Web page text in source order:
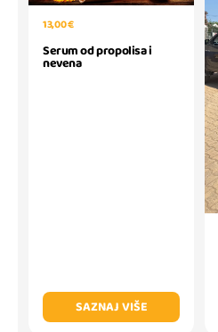
13,00 €
Serum od propolisa i
nevena
SAZNAJ VIŠE